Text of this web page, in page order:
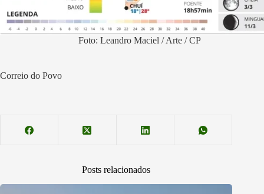
Foto: Leandro Maciel / Arte / CP
Correio do Povo
Posts relacionados